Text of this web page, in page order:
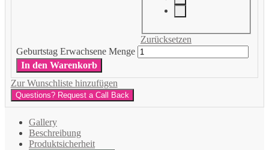
Zurücksetzen
Geburtstag Erwachsene Menge
In den Warenkorb
Zur Wunschliste hinzufügen
Questions? Request a Call Back
Gallery
Beschreibung
Produktsicherheit